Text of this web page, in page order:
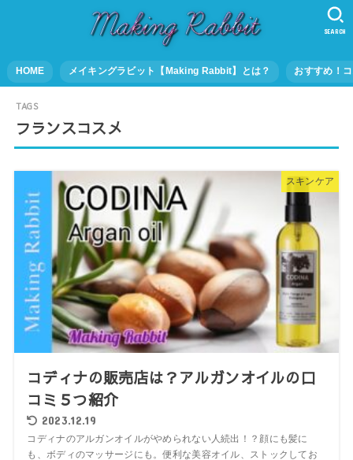
HOME メイキングラビット【Making Rabbit】とは？ おすすめ！
SEARCH
フランスコスメ
スキンケア
コディナの販売店は？アルガンオイルの口
コミ５つ紹介
2023.12.19
コディナのアルガンオイルがやめられない人続出！？顔にも髪に
も、ボディのマッサージにも。便利な美容オイル、ストックしてお